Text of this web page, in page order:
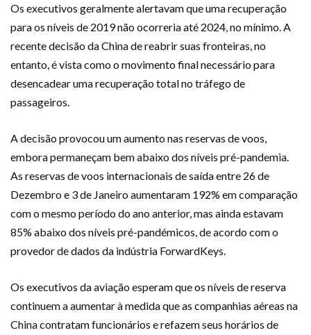
Os executivos geralmente alertavam que uma recuperação
para os níveis de 2019 não ocorreria até 2024, no mínimo. A
recente decisão da China de reabrir suas fronteiras, no
entanto, é vista como o movimento final necessário para
desencadear uma recuperação total no tráfego de
passageiros.
A decisão provocou um aumento nas reservas de voos,
embora permaneçam bem abaixo dos níveis pré-pandemia.
As reservas de voos internacionais de saída entre 26 de
Dezembro e 3 de Janeiro aumentaram 192% em comparação
com o mesmo período do ano anterior, mas ainda estavam
85% abaixo dos níveis pré-pandémicos, de acordo com o
provedor de dados da indústria ForwardKeys.
Os executivos da aviação esperam que os níveis de reserva
continuem a aumentar à medida que as companhias aéreas na
China contratam funcionários e refazem seus horários de